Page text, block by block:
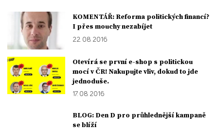
KOMENTÁŘ: Reforma politických financí?
I přes mouchy nezabíjet
22. 08. 2016
Otevírá se první e-shop s politickou
mocí v ČR! Nakupujte vliv, dokud to jde
jednoduše.
17. 08. 2016
BLOG: Den D pro průhlednější kampaně
se blíží